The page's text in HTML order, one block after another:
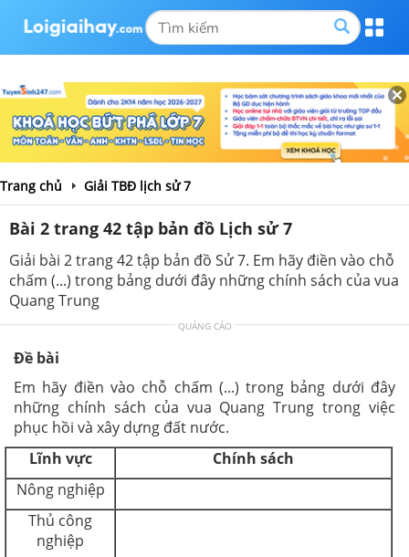
Trang chủ Giải TBĐ lịch sử 7
Bài 2 trang 42 tập bản đồ Lịch sử 7
Giải bài 2 trang 42 tập bản đồ Sử 7. Em hãy điền vào chỗ
chấm (...) trong bảng dưới đây những chính sách của vua
Quang Trung
QUẢNG CÁO
Đề bài
Em hãy điền vào chỗ chấm (...) trong bảng dưới đây
những chính sách của vua Quang Trung trong việc
phục hồi và xây dựng đất nước.
Lĩnh vực
Chính sách
Nông nghiệp
Thủ công
nghiệp